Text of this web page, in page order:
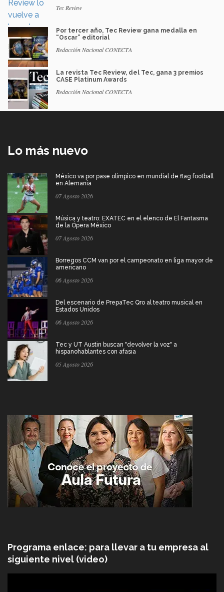
Tec Review
Por tercer año, Tec Review gana medalla en
“Oscar” editorial
Redacción Nacional CONECTA
La revista Tec Review, del Tec, gana 3 premios
CASE Platinum Awards
Redacción Nacional CONECTA
Lo más nuevo
México va por pase olímpico en mundial de flag football
en Alemania
07 Agosto 2026
Música y teatro: EXATEC en el elenco de El Fantasma
de la Ópera México
07 Agosto 2026
Borregos CCM van por el campeonato en liga mayor de
americano
06 Agosto 2026
Del escenario de PrepaTec Qro al teatro musical en
Estados Unidos
06 Agosto 2026
Tec y UT Austin buscan "devolver la voz" a
hispanohablantes con afasia
05 Agosto 2026
Programa enlace: para llevar a tu empresa al
siguiente nivel (video)